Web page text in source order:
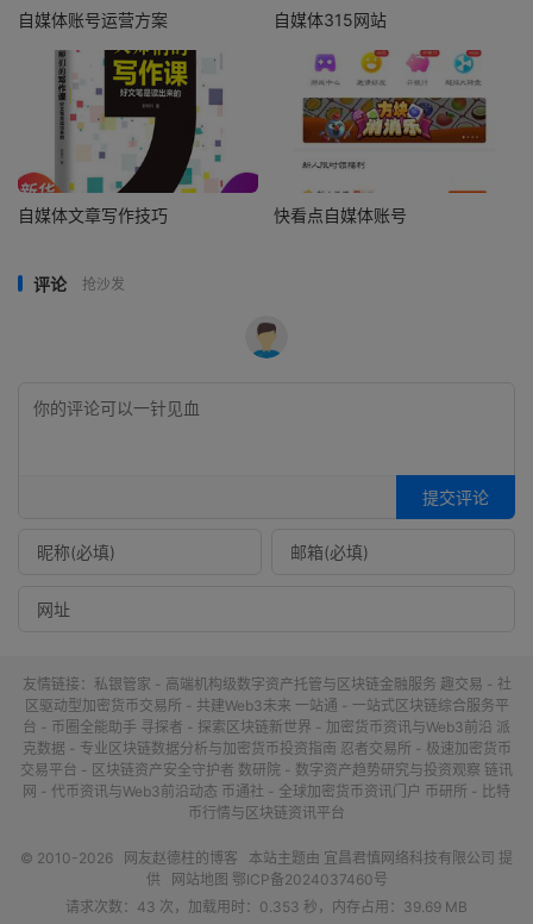
自媒体账号运营方案 自媒体315网站
自媒体文章写作技巧 快看点自媒体账号
评论 抢沙发
提交评论
友情链接： 私银管家 - 高端机构级数字资产托管与区块链金融服务 趣交易 - 社
区驱动型加密货币交易所 - 共建Web3未来 一站通 - 一站式区块链综合服务平
台 - 币圈全能助手 寻探者 - 探索区块链新世界 - 加密货币资讯与Web3前沿 派
克数据 - 专业区块链数据分析与加密货币投资指南 忍者交易所 - 极速加密货币
交易平台 - 区块链资产安全守护者 数研院 - 数字资产趋势研究与投资观察 链讯
网 - 代币资讯与Web3前沿动态 币通社 - 全球加密货币资讯门户 币研所 - 比特
币行情与区块链资讯平台
© 2010-2026 网友赵德柱的博客 本站主题由 宜昌君慎网络科技有限公司 提
供
网站地图 鄂ICP备2024037460号
请求次数：43 次，加载用时：0.353 秒，内存占用：39.69 MB